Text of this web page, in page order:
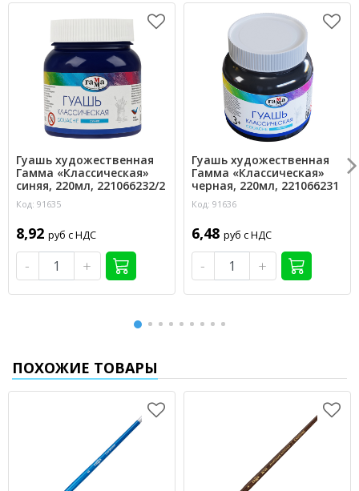
Гуашь художественная
Гамма «Классическая»
синяя, 220мл, 221066232/2
Код: 91635
8,92 руб с НДС
- +
Гуашь художественная
Гамма «Классическая»
черная, 220мл, 221066231
Код: 91636
6,48 руб с НДС
- +
ПОХОЖИЕ ТОВАРЫ